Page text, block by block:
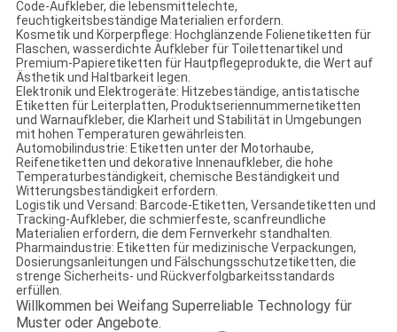
Code-Aufkleber, die lebensmittelechte,
feuchtigkeitsbeständige Materialien erfordern.
Kosmetik und Körperpflege: Hochglänzende Folienetiketten für
Flaschen, wasserdichte Aufkleber für Toilettenartikel und
Premium-Papieretiketten für Hautpflegeprodukte, die Wert auf
Ästhetik und Haltbarkeit legen.
Elektronik und Elektrogeräte: Hitzebeständige, antistatische
Etiketten für Leiterplatten, Produktseriennummernetiketten
und Warnaufkleber, die Klarheit und Stabilität in Umgebungen
mit hohen Temperaturen gewährleisten.
Automobilindustrie: Etiketten unter der Motorhaube,
Reifenetiketten und dekorative Innenaufkleber, die hohe
Temperaturbeständigkeit, chemische Beständigkeit und
Witterungsbeständigkeit erfordern.
Logistik und Versand: Barcode-Etiketten, Versandetiketten und
Tracking-Aufkleber, die schmierfeste, scanfreundliche
Materialien erfordern, die dem Fernverkehr standhalten.
Pharmaindustrie: Etiketten für medizinische Verpackungen,
Dosierungsanleitungen und Fälschungsschutzetiketten, die
strenge Sicherheits- und Rückverfolgbarkeitsstandards
erfüllen.
Willkommen bei Weifang Superreliable Technology für
Muster oder Angebote.